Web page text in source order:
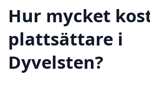
Hur mycket
plattsättare i
Dyvelsten?